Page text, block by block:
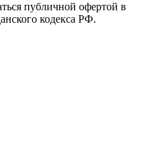
публичной офертой в
кодекса РФ.